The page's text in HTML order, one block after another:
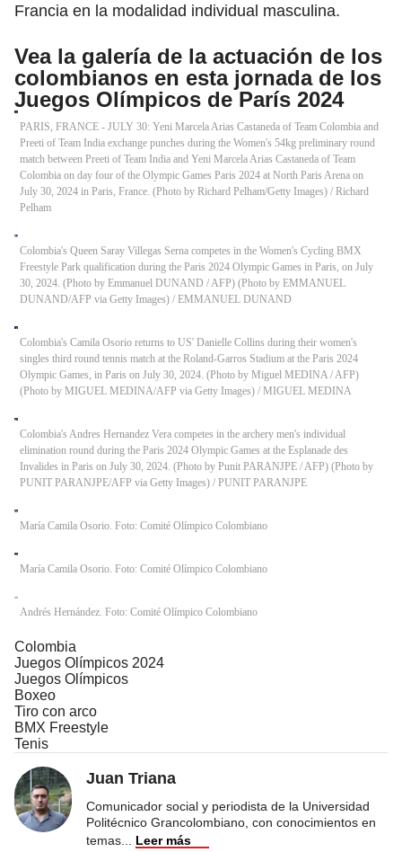
Francia en la modalidad individual masculina.
Vea la galería de la actuación de los
colombianos en esta jornada de los
Juegos Olímpicos de París 2024
PARIS, FRANCE - JULY 30: Yeni Marcela Arias Castaneda of Team Colombia and
Preeti of Team India exchange punches during the Women's 54kg preliminary round
match between Preeti of Team India and Yeni Marcela Arias Castaneda of Team
Colombia on day four of the Olympic Games Paris 2024 at North Paris Arena on
July 30, 2024 in Paris, France. (Photo by Richard Pelham/Getty Images) / Richard
Pelham
Colombia's Queen Saray Villegas Serna competes in the Women's Cycling BMX
Freestyle Park qualification during the Paris 2024 Olympic Games in Paris, on July
30, 2024. (Photo by Emmanuel DUNAND / AFP) (Photo by EMMANUEL
DUNAND/AFP via Getty Images) / EMMANUEL DUNAND
Colombia's Camila Osorio returns to US' Danielle Collins during their women's
singles third round tennis match at the Roland-Garros Stadium at the Paris 2024
Olympic Games, in Paris on July 30, 2024. (Photo by Miguel MEDINA / AFP)
(Photo by MIGUEL MEDINA/AFP via Getty Images) / MIGUEL MEDINA
Colombia's Andres Hernandez Vera competes in the archery men's individual
elimination round during the Paris 2024 Olympic Games at the Esplanade des
Invalides in Paris on July 30, 2024. (Photo by Punit PARANJPE / AFP) (Photo by
PUNIT PARANJPE/AFP via Getty Images) / PUNIT PARANJPE
María Camila Osorio. Foto: Comité Olímpico Colombiano
María Camila Osorio. Foto: Comité Olímpico Colombiano
Andrés Hernández. Foto: Comité Olímpico Colombiano
Colombia
Juegos Olímpicos 2024
Juegos Olímpicos
Boxeo
Tiro con arco
BMX Freestyle
Tenis
Juan Triana
Comunicador social y periodista de la Universidad
Politécnico Grancolombiano, con conocimientos en
temas
Leer más